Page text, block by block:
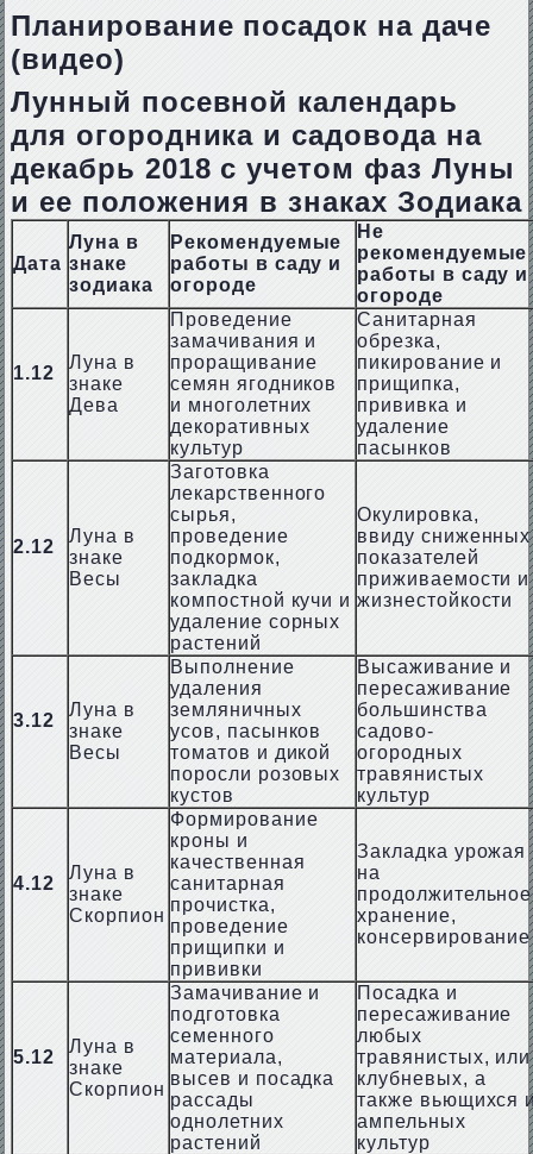
Планирование посадок на даче
(видео)
Лунный посевной календарь
для огородника и садовода на
декабрь 2018 с учетом фаз Луны
и ее положения в знаках Зодиака
Дата
Луна в
знаке
зодиака
Рекомендуемые
работы в саду и
огороде
Не
рекомендуемые
работы в саду и
огороде
1.12
Луна в
знаке
Дева
Проведение
замачивания и
проращивание
семян ягодников
и многолетних
декоративных
культур
Санитарная
обрезка,
пикирование и
прищипка,
прививка и
удаление
пасынков
2.12
Луна в
знаке
Весы
Заготовка
лекарственного
сырья,
проведение
подкормок,
закладка
компостной кучи и
удаление сорных
растений
Окулировка,
ввиду сниженных
показателей
приживаемости и
жизнестойкости
3.12
Луна в
знаке
Весы
Выполнение
удаления
земляничных
усов, пасынков
томатов и дикой
поросли розовых
кустов
Высаживание и
пересаживание
большинства
садово-
огородных
травянистых
культур
4.12
Луна в
знаке
Скорпион
Формирование
кроны и
качественная
санитарная
прочистка,
проведение
прищипки и
прививки
Закладка урожая
на
продолжительное
хранение,
консервирование
5.12
Луна в
знаке
Скорпион
Замачивание и
подготовка
семенного
материала,
высев и посадка
рассады
однолетних
растений
Посадка и
пересаживание
любых
травянистых, или
клубневых, а
также вьющихся
ампельных
культур